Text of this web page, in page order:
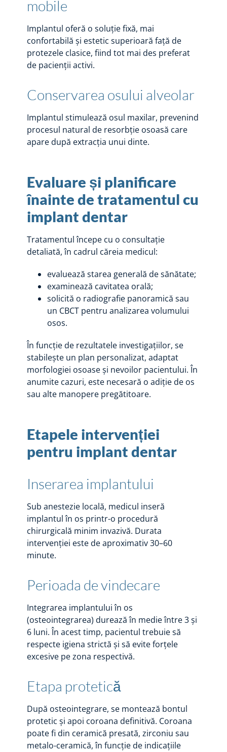
mobile
Implantul oferă o soluție fixă, mai
confortabilă și estetic superioară față de
protezele clasice, fiind tot mai des preferat
de pacienții activi.
Conservarea osului alveolar
Implantul stimulează osul maxilar, prevenind
procesul natural de resorbție osoasă care
apare după extracția unui dinte.
Evaluare și planificare
înainte de tratamentul cu
implant dentar
Tratamentul începe cu o consultație
detaliată, în cadrul căreia medicul:
evaluează starea generală de sănătate;
examinează cavitatea orală;
solicită o radiografie panoramică sau
un CBCT pentru analizarea volumului
osos.
În funcție de rezultatele investigațiilor, se
stabilește un plan personalizat, adaptat
morfologiei osoase și nevoilor pacientului. În
anumite cazuri, este necesară o adiție de os
sau alte manopere pregătitoare.
Etapele intervenției
pentru implant dentar
Inserarea implantului
Sub anestezie locală, medicul inseră
implantul în os printr-o procedură
chirurgicală minim invazivă. Durata
intervenției este de aproximativ 30–60
minute.
Perioada de vindecare
Integrarea implantului în os
(osteointegrarea) durează în medie între 3 și
6 luni. În acest timp, pacientul trebuie să
respecte igiena strictă și să evite forțele
excesive pe zona respectivă.
Etapa protetică
După osteointegrare, se montează bontul
protetic și apoi coroana definitivă. Coroana
poate fi din ceramică presată, zirconiu sau
metalo-ceramică, în funcție de indicațiile